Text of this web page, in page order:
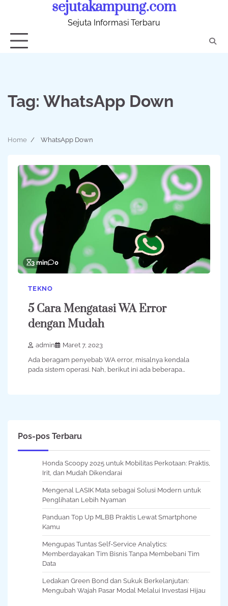
sejutakampung.com
Sejuta Informasi Terbaru
Tag: WhatsApp Down
Home WhatsApp Down
3 min 0
TEKNO
5 Cara Mengatasi WA Error
dengan Mudah
admin
Maret 7, 2023
Ada beragam penyebab WA error, misalnya kendala
pada sistem operasi. Nah, berikut ini ada beberapa…
Pos-pos Terbaru
Honda Scoopy 2025 untuk Mobilitas Perkotaan: Praktis,
Irit, dan Mudah Dikendarai
Mengenal LASIK Mata sebagai Solusi Modern untuk
Penglihatan Lebih Nyaman
Panduan Top Up MLBB Praktis Lewat Smartphone
Kamu
Mengupas Tuntas Self-Service Analytics:
Memberdayakan Tim Bisnis Tanpa Membebani Tim
Data
Ledakan Green Bond dan Sukuk Berkelanjutan:
Mengubah Wajah Pasar Modal Melalui Investasi Hijau